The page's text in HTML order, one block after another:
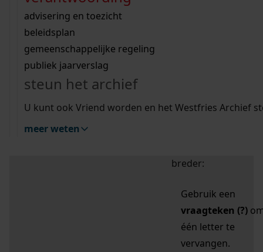
bouwvergunningen
omgevingsvergunningen
vergunningen
beeld en geluid
uitleg nodig?
Wij helpen u op weg met een aantal zoektips.
bekijk alle zoektips
Wij helpen u op weg met een aantal zoektips.
bekijk alle zoektips
bekijk ons geschiedenislokaal
advisering en toezicht
beleidsplan
gemeenschappelijke regeling
publiek jaarverslag
steun het archief
U kunt ook Vriend worden en het Westfries Archief
meer weten
zoektips
Mijn Studiezaal (inloggen)
uw zoekopdracht te
breder:
Gebruik een
vraagteken (?)
één letter te
vervangen.